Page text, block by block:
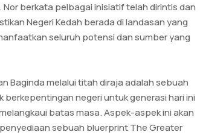
Nor berkata pelbagai inisiatif telah dirintis dan
Negeri Kedah berada di landasan yang
seluruh potensi dan sumber yang
Baginda melalui titah diraja adalah sebuah
negeri untuk generasi hari ini
batas masa. Aspek-aspek ini akan
sebuah bluerprint The Greater